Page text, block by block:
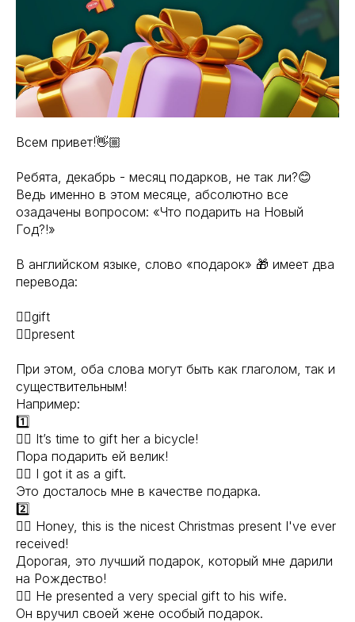
Всем привет!👋🏼
Ребята, декабрь - месяц подарков, не так ли?😊
Ведь именно в этом месяце, абсолютно все
озадачены вопросом: «Что подарить на Новый
Год?!»
В английском языке, слово «подарок» 🎁 имеет два
перевода:
☝🏼gift
✌🏼present
При этом, оба слова могут быть как глаголом, так и
существительным!
Например:
1️⃣
✍🏼 It’s time to gift her a bicycle!
Пора подарить ей велик!
✍🏼 I got it as a gift.
Это досталось мне в качестве подарка.
2️⃣
✍🏼 Honey, this is the nicest Christmas present I've ever
received!
Дорогая, это лучший подарок, который мне дарили
на Рождество!
✍🏼 He presented a very special gift to his wife.
Он вручил своей жене особый подарок.